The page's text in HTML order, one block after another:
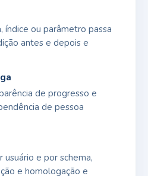
índice ou parâmetro passa
antes e depois e
de progresso e
de pessoa
e por schema,
e homologação e